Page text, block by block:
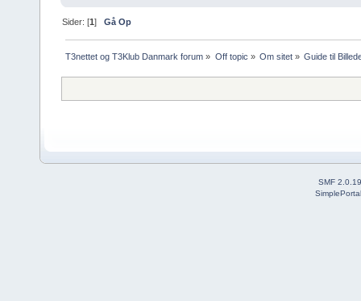
Sider: [1]Gå Op
T3nettet og T3Klub Danmark forum » Off topic » Om sitet» Guide til
SMF 2.0.19